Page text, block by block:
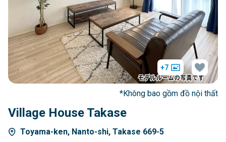
Village House Takase
Toyama-ken, Nanto-shi, Takase 669-5
+7
*Không bao gồm đồ nội thất